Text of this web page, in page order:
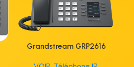
Grandstream GRP2616